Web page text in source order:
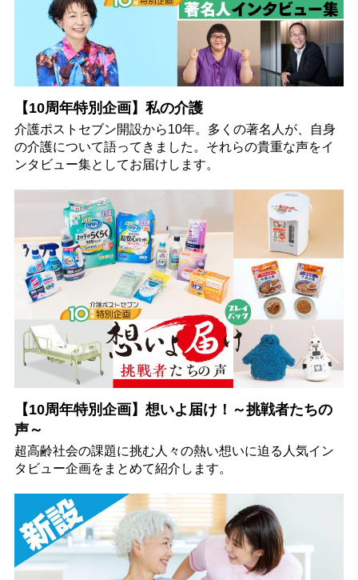
【10周年特別企画】私の介護
介護ポストセブン開設から10年。多くの著名人が、自身
の介護について語ってきました。それらの貴重な声をイ
ンタビュー集としてお届けします。
【10周年特別企画】想いよ届け！～挑戦者たちの
声～
超高齢社会の課題に挑む人々の熱い想いに迫る人気イン
タビュー企画をまとめて紹介します。